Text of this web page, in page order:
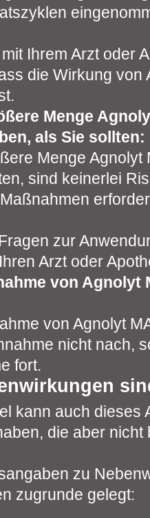
Ihrem Arzt oder
die Wirkung von
Menge
als Sie sollten:
Menge Agnolyt
sind keinerlei
zur
Arzt oder
von Agnolyt
von Agnolyt
nicht nach,
fort.
kann auch dieses
die aber nicht
zu
zugrunde gelegt: